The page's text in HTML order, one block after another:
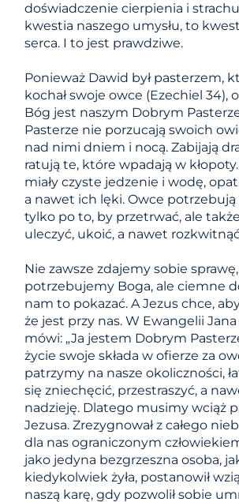
doświadczenie cierpienia i
kwestia naszego umysłu, to
serca. I to jest prawdziwe.
Ponieważ Dawid był pasterzem,
kochał swoje owce (Ezechiel 34),
Bóg jest naszym Dobrym
Pasterze nie porzucają swoich
nad nimi dniem i nocą. Zabijają
ratują te, które wpadają w
miały czyste jedzenie i wodę,
a nawet ich lęki. Owce
tylko po to, by przetrwać, ale
uleczyć, ukoić, a nawet
​​Nie zawsze zdajemy sobie
potrzebujemy Boga, ale ciemne
nam to pokazać. A Jezus chce,
że jest przy nas. W Ewangelii Jana
mówi: „Ja jestem Dobrym
życie swoje składa w ofierze za
patrzymy na nasze okoliczności,
się zniechęcić, przestraszyć, a
nadzieję. Dlatego musimy wciąż
Jezusa. Zrezygnował z całego
dla nas ograniczonym
jako jedyna bezgrzeszna osoba,
kiedykolwiek żyła, postanowił
naszą karę, gdy pozwolił sobie